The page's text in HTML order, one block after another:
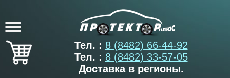
Тел. : 8 (8482) 66-44-92
Тел. : 8 (8482) 33-57-05
Доставка в регионы.